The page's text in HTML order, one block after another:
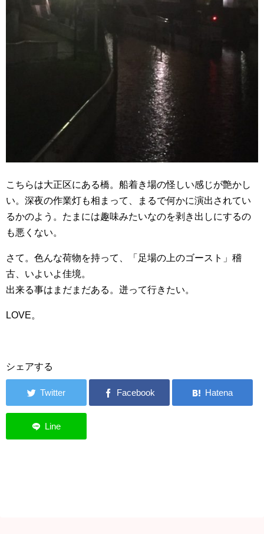
こちらは大正区にある橋。船着き場の怪しい感じが艶かし
い。深夜の作業灯も相まって、まるで何かに演出されてい
るかのよう。たまには趣味みたいなのを剥き出しにするの
も悪くない。
さて。色んな荷物を持って、「足場の上のゴースト」稽
古、いよいよ佳境。
出来る事はまだまだある。迸って行きたい。
LOVE。
シェアする